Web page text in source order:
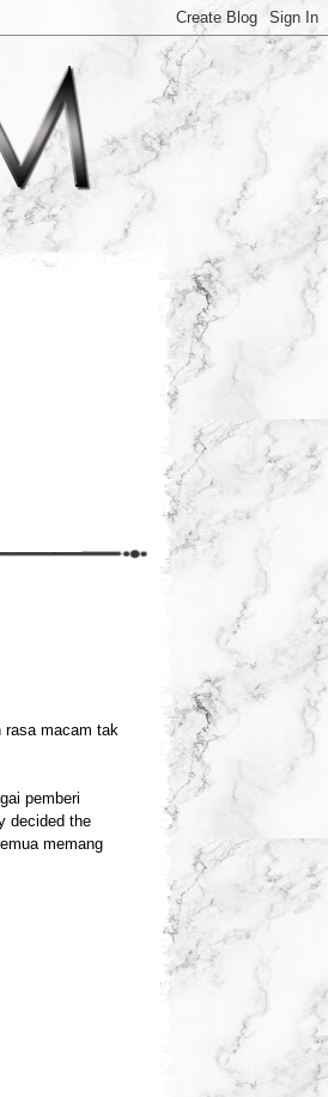
rasa macam tak
pemberi
decided the
memang